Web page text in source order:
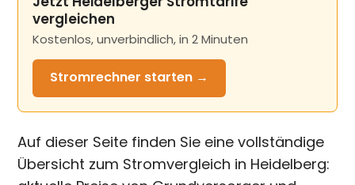
vergleichen
Kostenlos, unverbindlich, in 2 Minuten
Stromrechner starten →
Auf dieser Seite finden Sie eine vollständige
Übersicht zum Stromvergleich in Heidelberg: